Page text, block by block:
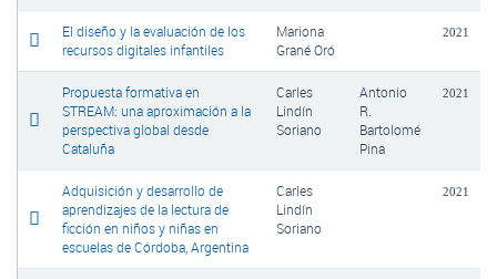
El diseño y la evaluación de los
recursos digitales infantiles
Mariona
Grané Oró
2021
Propuesta formativa en
STREAM: una aproximación a la
perspectiva global desde
Cataluña
Carles
Lindín
Soriano
Antonio
R.
Bartolomé
Pina
2021
Adquisición y desarrollo de
aprendizajes de la lectura de
ficción en niños y niñas en
escuelas de Córdoba, Argentina
Carles
Lindín
Soriano
2021